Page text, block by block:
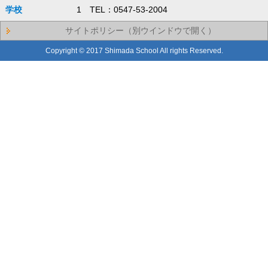
学校
1 TEL：0547-53-2004
サイトポリシー（別ウインドウで開く）
Copyright © 2017 Shimada School All rights Reserved.